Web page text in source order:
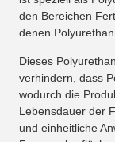
den Bereichen
denen
Dieses
verhindern, dass
wodurch die
Lebensdauer der
und einheitliche